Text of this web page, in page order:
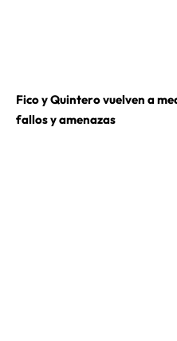
Fico y Quintero vuelven a
fallos y amenazas